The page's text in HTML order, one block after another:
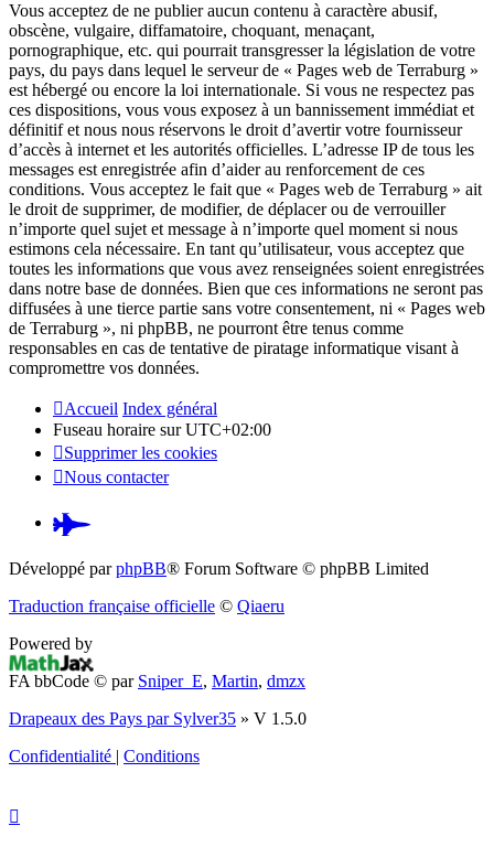
Vous acceptez de ne publier aucun contenu à caractère abusif,
obscène, vulgaire, diffamatoire, choquant, menaçant,
pornographique, etc. qui pourrait transgresser la législation de votre
pays, du pays dans lequel le serveur de « Pages web de Terraburg »
est hébergé ou encore la loi internationale. Si vous ne respectez pas
ces dispositions, vous vous exposez à un bannissement immédiat et
définitif et nous nous réservons le droit d’avertir votre fournisseur
d’accès à internet et les autorités officielles. L’adresse IP de tous les
messages est enregistrée afin d’aider au renforcement de ces
conditions. Vous acceptez le fait que « Pages web de Terraburg » ait
le droit de supprimer, de modifier, de déplacer ou de verrouiller
n’importe quel sujet et message à n’importe quel moment si nous
estimons cela nécessaire. En tant qu’utilisateur, vous acceptez que
toutes les informations que vous avez renseignées soient enregistrées
dans notre base de données. Bien que ces informations ne seront pas
diffusées à une tierce partie sans votre consentement, ni « Pages web
de Terraburg », ni phpBB, ne pourront être tenus comme
responsables en cas de tentative de piratage informatique visant à
compromettre vos données.
Accueil Index général
Fuseau horaire surUTC+02:00
Supprimer les cookies
Nous contacter
Pardus.at
(S’ouvre
nouvel
Développé parphpBB® Forum Software © phpBB Limited
Traduction française officielle © Qiaeru
Powered by
FA bbCode © par Sniper_E, Martin, dmzx
Drapeaux des Pays par Sylver35 » V 1.5.0
Confidentialité | Conditions